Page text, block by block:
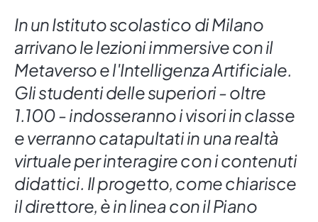
In un Istituto scolastico di Milano
arrivano le lezioni immersive con il
Metaverso e l'Intelligenza Artificiale.
Gli studenti delle superiori - oltre
1.100 - indosseranno i visori in classe
e verranno catapultati in una realtà
virtuale per interagire con i contenuti
didattici. Il progetto, come chiarisce
il direttore, è in linea con il Piano